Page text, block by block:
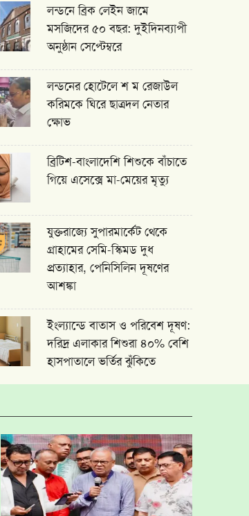
লন্ডনে ব্রিক লেইন জামে
মসজিদের ৫০ বছর: দুইদিনব্যাপী
অনুষ্ঠান সেপ্টেম্বরে
লন্ডনের হোটেলে শ ম রেজাউল
করিমকে ঘিরে ছাত্রদল নেতার
ক্ষোভ
ব্রিটিশ-বাংলাদেশি শিশুকে বাঁচাতে
গিয়ে এসেক্সে মা-মেয়ের মৃত্যু
যুক্তরাজ্যে সুপারমার্কেট থেকে
গ্রাহামের সেমি-স্কিমড দুধ
প্রত্যাহার, পেনিসিলিন দূষণের
আশঙ্কা
ইংল্যান্ডে বাতাস ও পরিবেশ দূষণ:
দরিদ্র এলাকার শিশুরা ৪০% বেশি
হাসপাতালে ভর্তির ঝুঁকিতে